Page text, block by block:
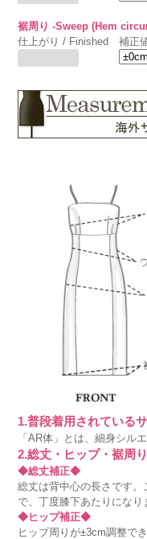
裾周り -Sweep (Hem
仕上がり / Finished
補正
1.普段着用されている
「AR体」とは、細身シル
2.総丈・ヒップ・裾周
◆総丈補正◆
総丈は背中心の長さです
で、丁度膝下あたりになり
◆ヒップ補正◆
ヒップ周りが±3cm調整で